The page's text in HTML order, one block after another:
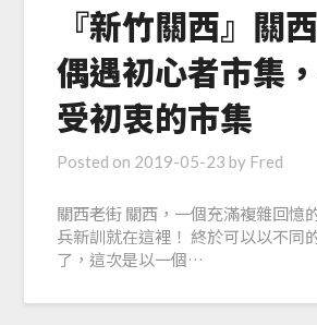
『新竹關西』關
偶遇初心者市集
受初衷的市集
Posted on 2019-05-23 by Fred
關西老街 關西，一個充滿複雜回憶
兵新訓就在這裡！ 終於可以以不同
了，這次是以一個…